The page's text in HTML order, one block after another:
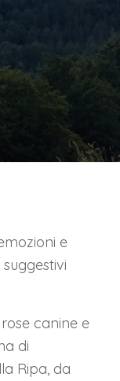
e
canine e
di
Ripa, da